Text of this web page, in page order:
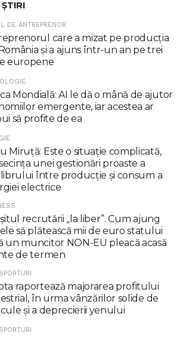
DE ANTREPRENOR
care a mizat pe producția
și a ajuns într-un an pe trei
europene
Mondială: AI le dă o mână de ajutor
emergente, iar acestea ar
să profite de ea
Miruţă: Este o situaţie complicată,
unei gestionări proaste a
între producţie şi consum a
electrice
recrutării „la liber”. Cum ajung
să plătească mii de euro statului
un muncitor NON-EU pleacă acasă
de termen
raportează majorarea profitului
în urma vânzărilor solide de
și a deprecierii yenului